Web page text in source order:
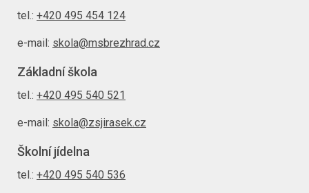
tel.: +420 495 454 124
e-mail: skola@msbrezhrad.cz
Základní škola
tel.: +420 495 540 521
e-mail: skola@zsjirasek.cz
Školní jídelna
tel.: +420 495 540 536